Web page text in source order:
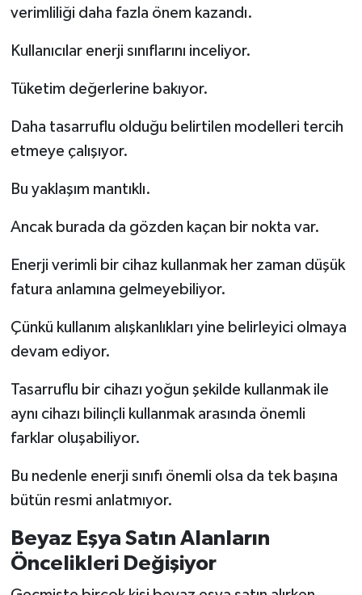
verimliliği daha fazla önem kazandı.
Kullanıcılar enerji sınıflarını inceliyor.
Tüketim değerlerine bakıyor.
Daha tasarruflu olduğu belirtilen modelleri tercih
etmeye çalışıyor.
Bu yaklaşım mantıklı.
Ancak burada da gözden kaçan bir nokta var.
Enerji verimli bir cihaz kullanmak her zaman düşük
fatura anlamına gelmeyebiliyor.
Çünkü kullanım alışkanlıkları yine belirleyici olmaya
devam ediyor.
Tasarruflu bir cihazı yoğun şekilde kullanmak ile
aynı cihazı bilinçli kullanmak arasında önemli
farklar oluşabiliyor.
Bu nedenle enerji sınıfı önemli olsa da tek başına
bütün resmi anlatmıyor.
Beyaz Eşya Satın Alanların
Öncelikleri Değişiyor